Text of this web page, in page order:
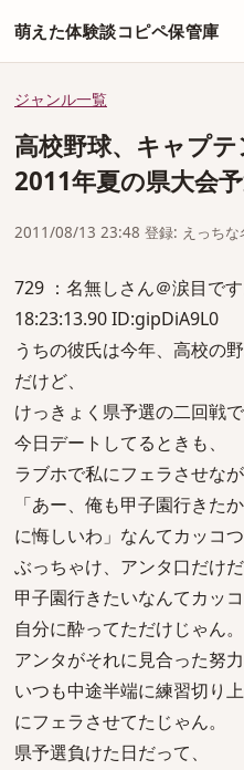
萌えた体験談コピペ保管庫
ジャンル一覧
高校野球、キャプ
2011年夏の県大会
2011/08/13 23:48 登録: えっちな
729 ：名無しさん＠涙目で
18:23:13.90 ID:gipDiA9L0
うちの彼氏は今年、高校の
だけど、
けっきょく県予選の二回戦で
今日デートしてるときも、
ラブホで私にフェラさせな
「あー、俺も甲子園行きた
に悔しいわ」なんてカッコつ
ぶっちゃけ、アンタ口だけだ
甲子園行きたいなんてカッ
自分に酔ってただけじゃん。
アンタがそれに見合った努
いつも中途半端に練習切り
にフェラさせてたじゃん。
県予選負けた日だって、